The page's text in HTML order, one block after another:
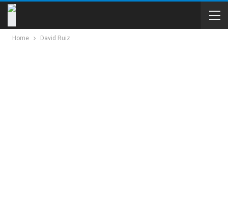
Home David Ruiz